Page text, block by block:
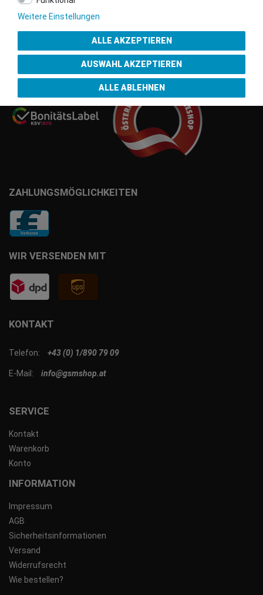
SERVICE
Kontakt
Warenkorb
Konto
INFORMATION
Impressum
AGB
Sicherheitsinformationen
Versand
Widerrufsrecht
Wie bestellen?
KONTAKT
Telefon: +43 (0) 1/890 79 09
E-Mail: info@gsmshop.at
ZAHLUNGSMÖGLICHKEITEN
WIR VERSENDEN MIT
Gütesiegel
Weitere Einstellungen
ALLE AKZEPTIEREN
AUSWAHL AKZEPTIEREN
ALLE ABLEHNEN